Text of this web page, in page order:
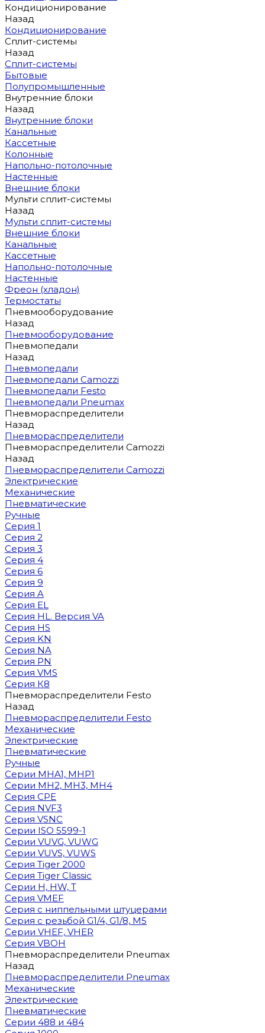
Кондиционирование
Назад
Кондиционирование
Сплит-системы
Назад
Сплит-системы
Бытовые
Полупромышленные
Внутренние блоки
Назад
Внутренние блоки
Канальные
Кассетные
Колонные
Напольно-потолочные
Настенные
Внешние блоки
Мульти сплит-системы
Назад
Мульти сплит-системы
Внешние блоки
Канальные
Кассетные
Напольно-потолочные
Настенные
Фреон (хладон)
Термостаты
Пневмооборудование
Назад
Пневмооборудование
Пневмопедали
Назад
Пневмопедали
Пневмопедали Camozzi
Пневмопедали Festo
Пневмопедали Pneumax
Пневмораспределители
Назад
Пневмораспределители
Пневмораспределители Camozzi
Назад
Пневмораспределители Camozzi
Электрические
Механические
Пневматические
Ручные
Серия 1
Серия 2
Серия 3
Серия 4
Серия 6
Серия 9
Серия A
Серия EL
Серия HL. Версия VA
Серия HS
Серия KN
Серия NA
Серия PN
Серия VMS
Серия К8
Пневмораспределители Festo
Назад
Пневмораспределители Festo
Механические
Электрические
Пневматические
Ручные
Cерии MHA1, MHP1
Cерии MH2, MH3, MH4
Cерия CPE
Серия NVF3
Серия VSNC
Серии ISO 5599-1
Серии VUVG, VUWG
Серии VUVS, VUWS
Серия Tiger 2000
Серия Tiger Classic
Серии H, HW, T
Серия VMEF
Серия с ниппельными штуцерами
Серия с резьбой G1/4, G1/8, М5
Серии VHEF, VHER
Серия VBOH
Пневмораспределители Pneumax
Назад
Пневмораспределители Pneumax
Механические
Электрические
Пневматические
Серии 488 и 484